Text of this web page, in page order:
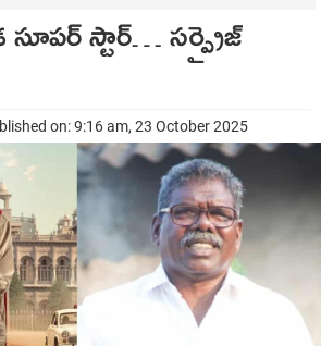
సూప‌ర్ స్టార్… స‌ర్ప్రైజ్
on: 9:16 am, 23 October 2025